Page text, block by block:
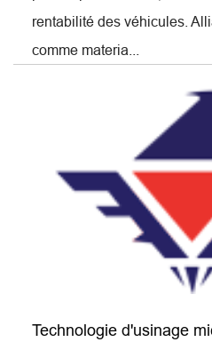
rentabilité des véhicules.
comme materia...
Technologie d'usinage